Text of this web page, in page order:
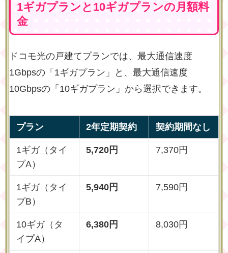
1ギガプランと10ギガプランの月額料
金
ドコモ光の戸建てプランでは、最大通信速度
1Gbpsの「1ギガプラン」と、最大通信速度
10Gbpsの「10ギガプラン」から選択できます。
プラン 2年定期契約 契約期間なし
1ギガ（タイ
プA）
5,720円 7,370円
1ギガ（タイ
プB）
5,940円 7,590円
10ギガ（タ
イプA）
6,380円 8,030円